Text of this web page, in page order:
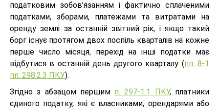
податковим зобов’язанням і фактично сплаченими
податками, зборами, платежами та витратами на
оренду землі за останній звітний рік, і якщо такий
борг існує протягом двох поспіль кварталів на кожне
перше число місяця, перехід на інші податки має
відбутися в останній день другого кварталу (пп. 8-1
пп. 298.2.3 ПКУ).
Згідно з абзацом першим п. 297-1.1 ПКУ, платники
єдиного податку, які є власниками, орендарями або